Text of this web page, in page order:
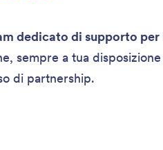
dedicato di supporto per
sempre a tua
di partnership.